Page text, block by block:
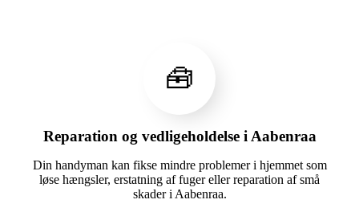
🧰
Reparation og vedligeholdelse i Aabenraa
Din handyman kan fikse mindre problemer i hjemmet som
løse hængsler, erstatning af fuger eller reparation af små
skader i Aabenraa.